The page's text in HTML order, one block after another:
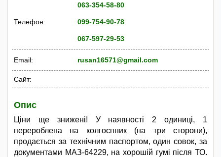
Телефон:
063-354-58-80
099-754-90-78
067-597-29-53
Email: rusan16571@gmail.com
Сайт:
Опис
Ціни ще знижені! У наявності 2 одиниці, 1
перероблена на колгоспник (на три сторони),
продається за технічним паспортом, один совок, за
документами МАЗ-64229, на хорошій гумі після ТО.